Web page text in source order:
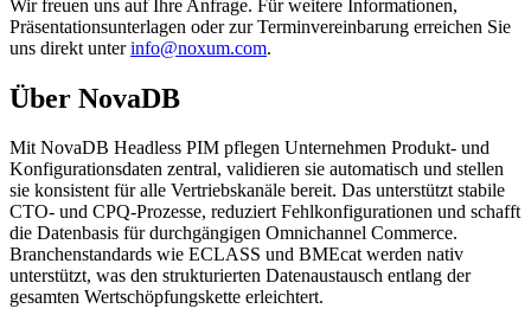
Wir freuen uns auf Ihre Anfrage. Für weitere Informationen,
Präsentationsunterlagen oder zur Terminvereinbarung erreichen Sie
uns direkt unterinfo@noxum.com.
Über NovaDB
Mit NovaDB Headless PIM pflegen Unternehmen Produkt- und
Konfigurationsdaten zentral, validieren sie automatisch und stellen
sie konsistent für alle Vertriebskanäle bereit. Das unterstützt stabile
CTO- und CPQ-Prozesse, reduziert Fehlkonfigurationen und schafft
die Datenbasis für durchgängigen Omnichannel Commerce.
Branchenstandards wie ECLASS und BMEcat werden nativ
unterstützt, was den strukturierten Datenaustausch entlang der
gesamten Wertschöpfungskette erleichtert.